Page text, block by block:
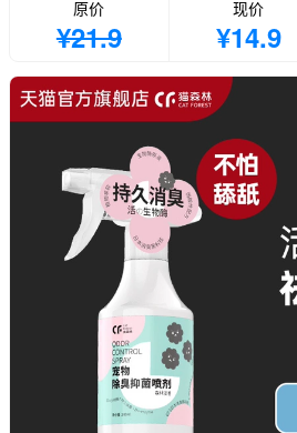
原价
¥21.9
现价
¥14.9